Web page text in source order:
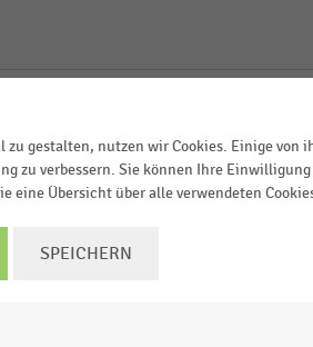
gestalten, nutzen wir Cookies. Einige von
zu verbessern. Sie können Ihre
eine Übersicht über alle verwendeten
SPEICHERN